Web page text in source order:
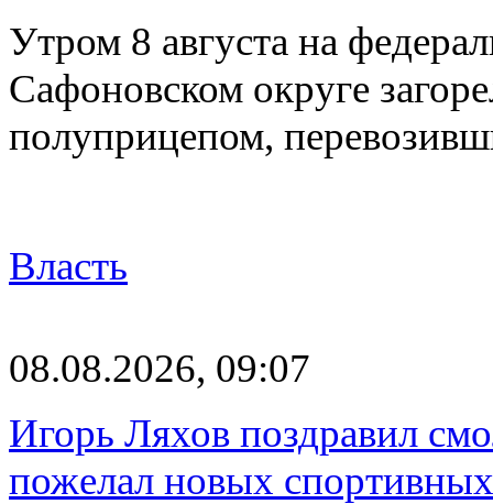
Утром 8 августа на
Сафоновском округе
полуприцепом,
Власть
08.08.2026, 09:07
Игорь Ляхов поздравил
пожелал новых